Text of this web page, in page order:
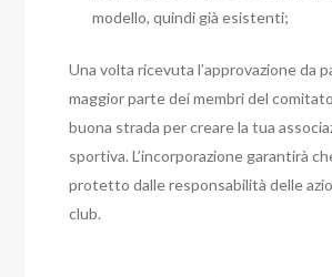
modello, quindi già esistenti;
Una volta ricevuta l’approvazione da
maggior parte dei membri del
buona strada per creare la tua
sportiva.L’incorporazione garantirà
protetto dalle responsabilità delle
club.